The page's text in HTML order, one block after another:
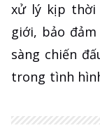
xử lý kịp thời
giới, bảo
sàng chiến
trong tình